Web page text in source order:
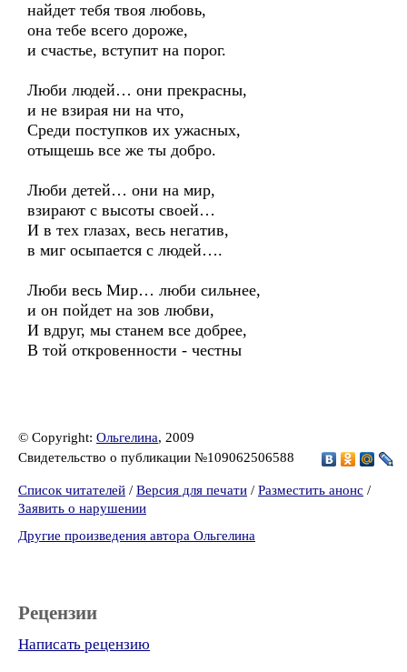
найдет тебя твоя любовь,
она тебе всего дороже,
и счастье, вступит на порог.
Люби людей… они прекрасны,
и не взирая ни на что,
Среди поступков их ужасных,
отыщешь все же ты добро.
Люби детей… они на мир,
взирают с высоты своей…
И в тех глазах, весь негатив,
в миг осыпается с людей….
Люби весь Мир… люби сильнее,
и он пойдет на зов любви,
И вдруг, мы станем все добрее,
В той откровенности - честны
© Copyright: Ольгелина, 2009
Свидетельство о публикации №109062506588
Список читателей / Версия для печати / Разместить анонс /
Заявить о нарушении
Другие произведения автора Ольгелина
Рецензии
Написать рецензию